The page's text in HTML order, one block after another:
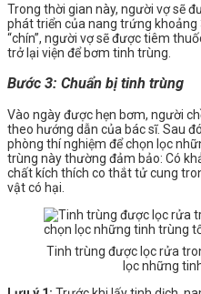
Trong thời gian này, người vợ sẽ
phát triển của nang trứng khoảng
“chín”, người vợ sẽ được tiêm
trở lại viện để bơm tinh trùng.
Bước 3: Chuẩn bị tinh trùng
Vào ngày được hẹn bơm, người
theo hướng dẫn của bác sĩ. Sau
phòng thí nghiệm để chọn lọc
trùng này thường đảm bảo: Có
chất kích thích co thắt tử cung
vật có hại.
Tinh trùng được lọc rửa
lọc những